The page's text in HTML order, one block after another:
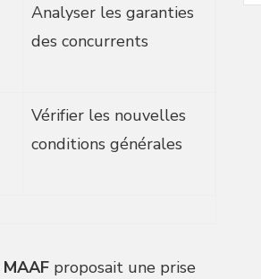
Analyser les garanties
des concurrents
Vérifier les nouvelles
conditions générales
MAAFproposait une prise